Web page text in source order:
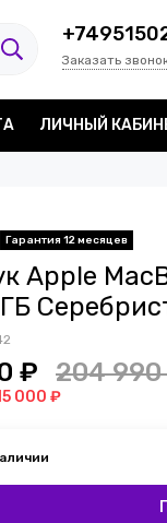
Заказать
ЛИЧНЫЙ
Гарантия 12 месяцев
Apple
₽ 204
000 ₽